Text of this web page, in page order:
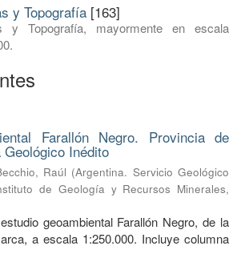
y Topografía [163]
y Topografía, mayormente en escala
Farallón Negro. Provincia de
Inédito
Raúl (Argentina. Servicio Geológico
de Geología y Recursos Minerales,
geoambiental Farallón Negro, de la
a escala 1:250.000. Incluye columna